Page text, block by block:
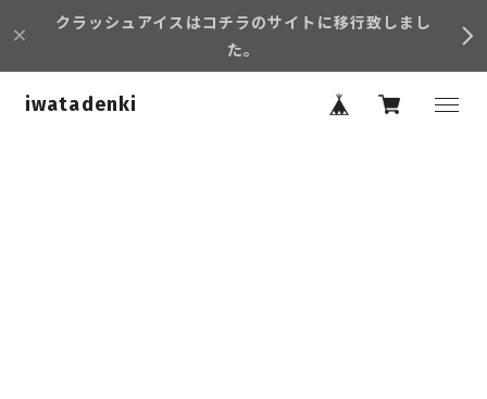
クラッシュアイスはコチラのサイトに移行致しまし
た。
iwatadenki